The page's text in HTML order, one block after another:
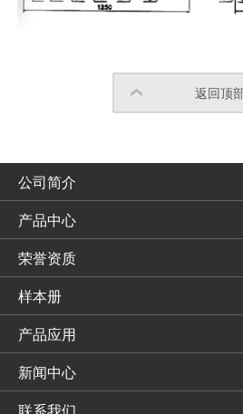
返回顶
公司简介
产品中心
荣誉资质
样本册
产品应用
新闻中心